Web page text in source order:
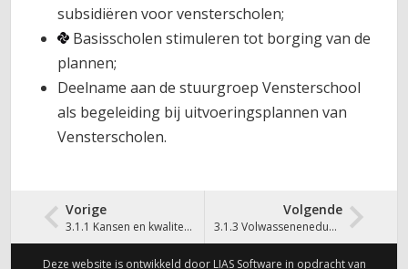
subsidiëren voor vensterscholen;
Basisscholen stimuleren tot borging van de
plannen;
Deelname aan de stuurgroep Vensterschool
als begeleiding bij uitvoeringsplannen van
Vensterscholen.
Vorige
3.1.1 Kansen en kwaliteitsbewaking
Volgende
3.1.3 Volwasseneneducatie
Deze website is ontwikkeld door LIAS Software in opdracht van